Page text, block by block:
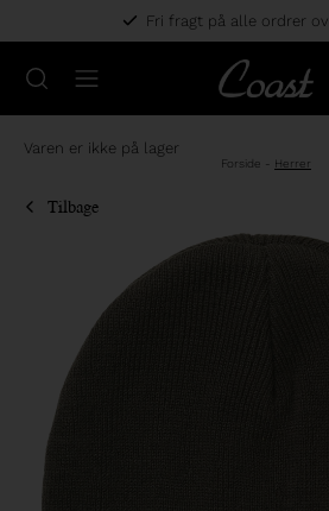
Fri fragt på alle ordrer
Varen er ikke på lager
Forside - Herrer
Tilbage